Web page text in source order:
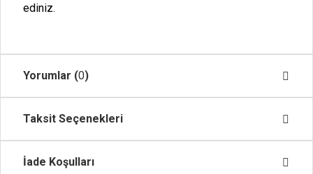
ediniz.
Yorumlar (0)
Taksit Seçenekleri
İade Koşulları